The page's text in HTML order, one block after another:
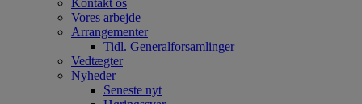
Vores arbejde
Arrangementer
Tidl. Generalforsamlinger
Vedtægter
Nyheder
Seneste nyt